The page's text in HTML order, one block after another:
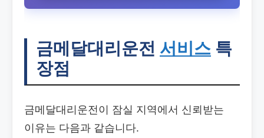
금메달대리운전 서비스 특
장점
금메달대리운전이 잠실 지역에서 신뢰받는
이유는 다음과 같습니다.